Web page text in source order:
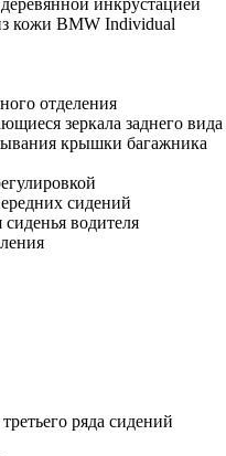
кожи BMW Individual
отделения
зеркала заднего
крышки багажника
сидений
водителя
ряда сидений